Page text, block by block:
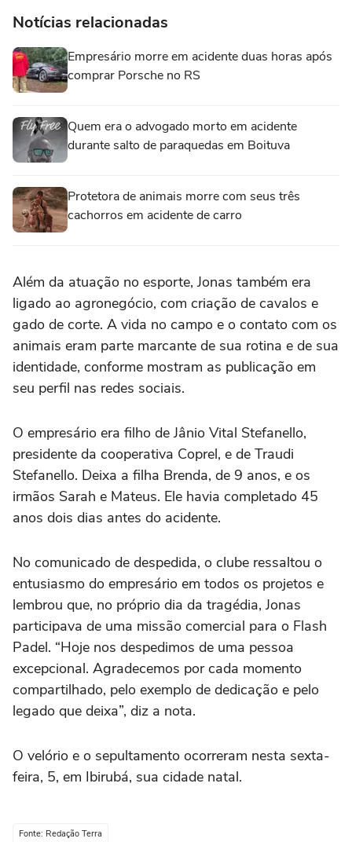
Notícias relacionadas
Empresário morre em acidente duas horas após
comprar Porsche no RS
Quem era o advogado morto em acidente
durante salto de paraquedas em Boituva
Protetora de animais morre com seus três
cachorros em acidente de carro
Além da atuação no esporte, Jonas também era
ligado ao agronegócio, com criação de cavalos e
gado de corte. A vida no campo e o contato com os
animais eram parte marcante de sua rotina e de sua
identidade, conforme mostram as publicação em
seu perfil nas redes sociais.
O empresário era filho de Jânio Vital Stefanello,
presidente da cooperativa Coprel, e de Traudi
Stefanello. Deixa a filha Brenda, de 9 anos, e os
irmãos Sarah e Mateus. Ele havia completado 45
anos dois dias antes do acidente.
No comunicado de despedida, o clube ressaltou o
entusiasmo do empresário em todos os projetos e
lembrou que, no próprio dia da tragédia, Jonas
participava de uma missão comercial para o Flash
Padel. “Hoje nos despedimos de uma pessoa
excepcional. Agradecemos por cada momento
compartilhado, pelo exemplo de dedicação e pelo
legado que deixa”, diz a nota.
O velório e o sepultamento ocorreram nesta sexta-
feira, 5, em Ibirubá, sua cidade natal.
Fonte: Redação Terra